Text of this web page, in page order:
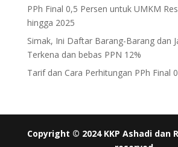
PPh Final 0,5 Persen untuk UMKM
hingga 2025
Simak, Ini Daftar Barang-Barang dan
Terkena dan bebas PPN 12%
Tarif dan Cara Perhitungan PPh Final
Copyright © 2024 KKP Ashadi dan